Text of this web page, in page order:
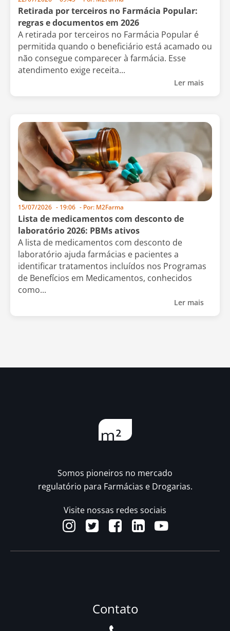
Retirada por terceiros no Farmácia Popular:
regras e documentos em 2026
A retirada por terceiros no Farmácia Popular é
permitida quando o beneficiário está acamado ou
não consegue comparecer à farmácia. Esse
atendimento exige receita...
Ler mais
15/07/2026 - 19:06 - Por: M2Farma
Lista de medicamentos com desconto de
laboratório 2026: PBMs ativos
A lista de medicamentos com desconto de
laboratório ajuda farmácias e pacientes a
identificar tratamentos incluídos nos Programas
de Benefícios em Medicamentos, conhecidos
como...
Ler mais
Somos pioneiros no mercado
regulatório para Farmácias e Drogarias.
Visite nossas redes sociais
Contato